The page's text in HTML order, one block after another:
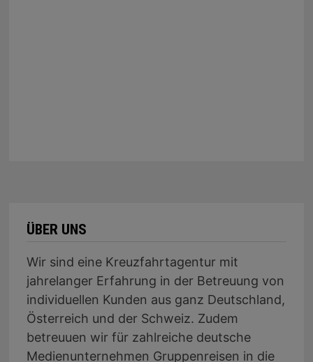
ÜBER UNS
Wir sind eine Kreuzfahrtagentur mit
jahrelanger Erfahrung in der Betreuung von
individuellen Kunden aus ganz Deutschland,
Österreich und der Schweiz. Zudem
betreuuen wir für zahlreiche deutsche
Medienunternehmen Gruppenreisen in die